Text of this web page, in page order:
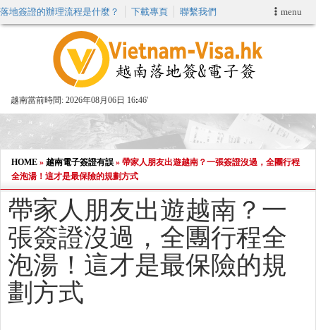
menu
落地簽證的辦理流程是什麼？ 下載專頁 聯繫我們
越南當前時間: 2026年08月06日 16 46'
申請簽證
VIP快速通關服务
加快E-VISA服務
週末緊急電子簽證
查詢簽證狀態
HOME » 越南電子簽證有誤 » 帶家人朋友出遊越南？一張簽證沒過，全團行程
全泡湯！這才是最保險的規劃方式
帶家人朋友出遊越南？一
張簽證沒過，全團行程全
泡湯！這才是最保險的規
劃方式